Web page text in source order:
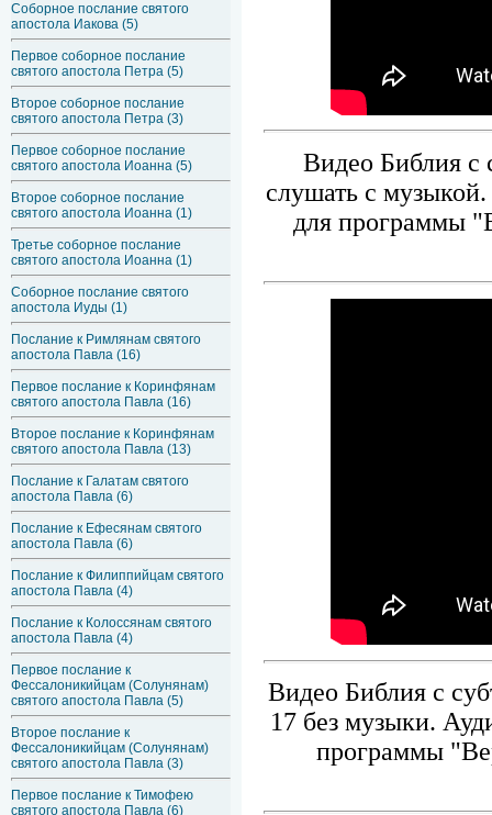
Соборное послание святого
апостола Иакова (5)
Первое соборное послание
святого апостола Петра (5)
Второе соборное послание
святого апостола Петра (3)
Первое соборное послание
святого апостола Иоанна (5)
Второе соборное послание
святого апостола Иоанна (1)
Третье соборное послание
святого апостола Иоанна (1)
Соборное послание святого
апостола Иуды (1)
Послание к Римлянам святого
апостола Павла (16)
Первое послание к Коринфянам
святого апостола Павла (16)
Второе послание к Коринфянам
святого апостола Павла (13)
Послание к Галатам святого
апостола Павла (6)
Послание к Ефесянам святого
апостола Павла (6)
Послание к Филиппийцам святого
апостола Павла (4)
Послание к Колоссянам святого
апостола Павла (4)
Первое послание к
Фессалоникийцам (Солунянам)
святого апостола Павла (5)
Второе послание к
Фессалоникийцам (Солунянам)
святого апостола Павла (3)
Первое послание к Тимофею
святого апостола Павла (6)
Видео Библия с
слушать с
для программы
Видео Библия с
17 без музыки.
программы